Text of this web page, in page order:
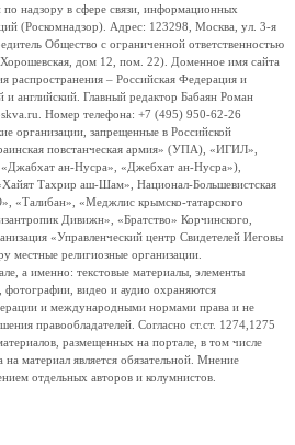
надзору в сфере связи, информационных
(Роскомнадзор). Адрес: 123298, Москва, ул. 3-я
Общество с ограниченной ответственностью
дом 12, пом. 22). Доменное имя сайта
– Российская Федерация и
английский. Главный редактор Бабаян Роман
Номер телефона: +7 (495) 950-62-26
организации, запрещенные в Российской
повстанческая армия» (УПА), «ИГИЛ»,
ан-Нусра», «Джебхат ан-Нусра»),
Тахрир аш-Шам», Национал-Большевистская
«Меджлис крымско-татарского
Дивижн», «Братство» Корчинского,
«Управленческий центр Свидетелей Иеговы
местные религиозные организации.
а именно: текстовые материалы, элементы
фотографии, видео и аудио охраняются
и международными нормами права и не
правообладателей. Согласно ст.ст. 1274,1275
размещенных на портале, в том числе
материал является обязательной. Мнение
отдельных авторов и колумнистов.